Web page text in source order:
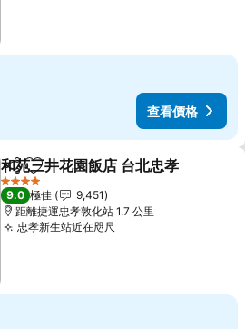
查看價格
分享 放到收藏夾
和苑三井花園飯店 台北忠孝
4 星級
9.0 極佳
9,451
距離捷運忠孝敦化站 1.7 公里
忠孝新生站近在咫尺查看價格